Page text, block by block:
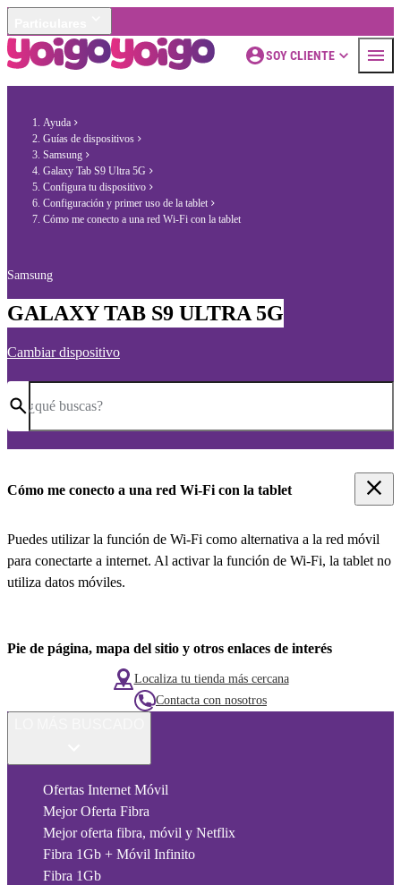
SOY CLIENTE
Ayuda
Guías de dispositivos
Samsung
Galaxy Tab S9 Ultra 5G
Configura tu dispositivo
Configuración y primer uso de la tablet
Cómo me conecto a una red Wi-Fi con la tablet
Samsung
GALAXY TAB S9 ULTRA 5G
Cambiar dispositivo
¿qué buscas?
Cómo me conecto a una red Wi-Fi con la tablet
Puedes utilizar la función de Wi-Fi como alternativa a la red móvil
para conectarte a internet. Al activar la función de Wi-Fi, la tablet no
utiliza datos móviles.
Pie de página, mapa del sitio y otros enlaces de interés
Localiza tu tienda más cercana
Contacta con nosotros
Ofertas Internet Móvil
Mejor Oferta Fibra
Mejor oferta fibra, móvil y Netflix
Fibra 1Gb + Móvil Infinito
Fibra 1Gb